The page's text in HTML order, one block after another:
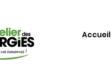
Accueil